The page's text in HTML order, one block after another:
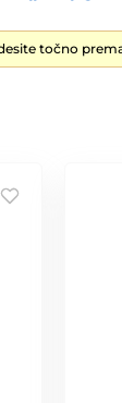
točno